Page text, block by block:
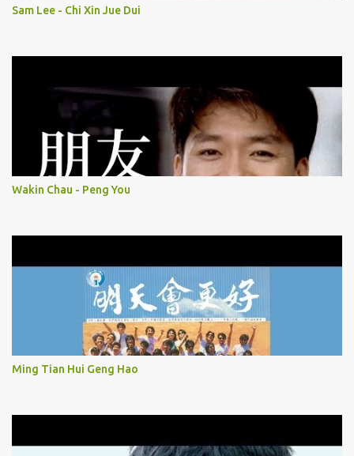
Sam Lee - Chi Xin Jue Dui
Wakin Chau - Peng You
Ming Tian Hui Geng Hao